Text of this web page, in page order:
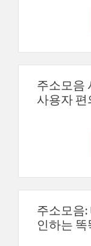
주소모음
사용자
주소모음
인하는